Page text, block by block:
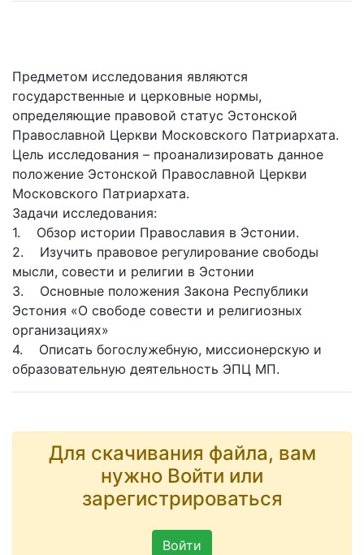
Предметом исследования являются
государственные и церковные нормы,
определяющие правовой статус Эстонской
Православной Церкви Московского Патриархата.
Цель исследования – проанaлизировать данное
положение Эстонской Православной Церкви
Московского Патриархата.
Задачи исследовaния:
1. Обзор истории Православия в Эстонии.
2. Изучить правовое регулирование свободы
мысли, совести и религии в Эстонии
3. Основные положения Закона Республики
Эстония «О свободе совести и религиозных
организациях»
4. Описать богослужебную, миссионерскую и
образовательную деятельность ЭПЦ МП.
Для скачивания файла, вам
нужно Войти или
зарегистрироваться
Войти